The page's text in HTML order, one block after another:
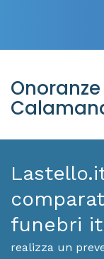
funebri
realizza un